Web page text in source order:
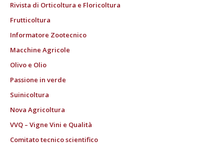
Rivista di Orticoltura e Floricoltura
Frutticoltura
Informatore Zootecnico
Macchine Agricole
Olivo e Olio
Passione in verde
Suinicoltura
Nova Agricoltura
VVQ – Vigne Vini e Qualità
Comitato tecnico scientifico